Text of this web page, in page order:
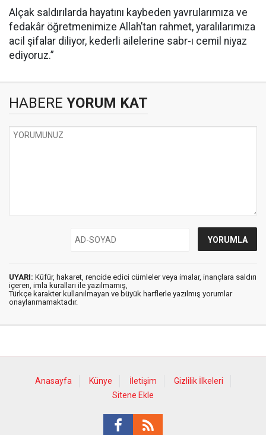
Alçak saldırılarda hayatını kaybeden yavrularımıza ve
fedakâr öğretmenimize Allah’tan rahmet, yaralılarımıza
acil şifalar diliyor, kederli ailelerine sabr-ı cemil niyaz
ediyoruz.”
HABERE YORUM KAT
UYARI: Küfür, hakaret, rencide edici cümleler veya imalar, inançlara saldırı
içeren, imla kuralları ile yazılmamış,
Türkçe karakter kullanılmayan ve büyük harflerle yazılmış yorumlar
onaylanmamaktadır.
Anasayfa Künye İletişim
Gizlilik İlkeleri
Sitene Ekle